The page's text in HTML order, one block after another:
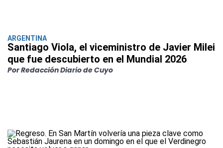
ARGENTINA
Santiago Viola, el viceministro de Javier Milei
que fue descubierto en el Mundial 2026
Por Redacción Diario de Cuyo